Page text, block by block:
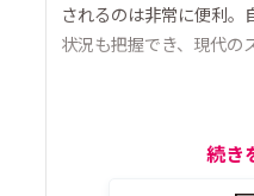
されるのは非常に便利
状況も把握でき、現代の
続き